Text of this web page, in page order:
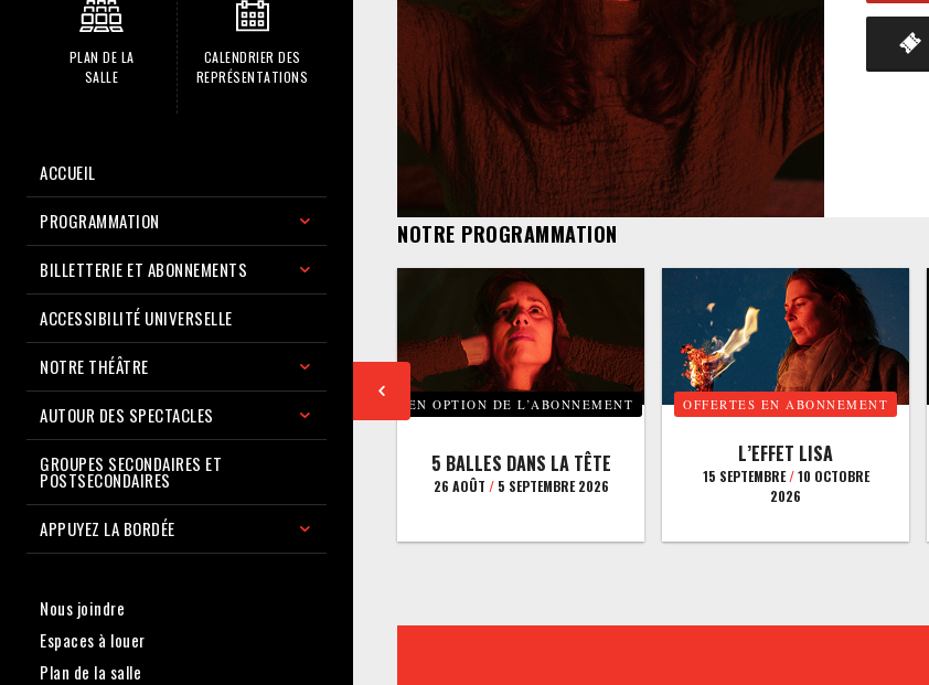
PLAN DE LA
SALLE
CALENDRIER DES
REPRÉSENTATIONS
ACCUEIL
PROGRAMMATION
BILLETTERIE ET ABONNEMENTS
ACCESSIBILITÉ UNIVERSELLE
NOTRE THÉÂTRE
AUTOUR DES SPECTACLES
GROUPES SECONDAIRES ET
POSTSECONDAIRES
APPUYEZ LA BORDÉE
Nous joindre
Espaces à louer
Plan de la salle
NOTRE PROGRAMMATION
EN OPTION DE L’ABONNEMENT
5 BALLES DANS LA TÊTE
26 AOÛT /5 SEPTEMBRE 2026
OFFERTES EN ABONNEMENT
L’EFFET LISA
15 SEPTEMBRE/10 OCTOBRE
2026